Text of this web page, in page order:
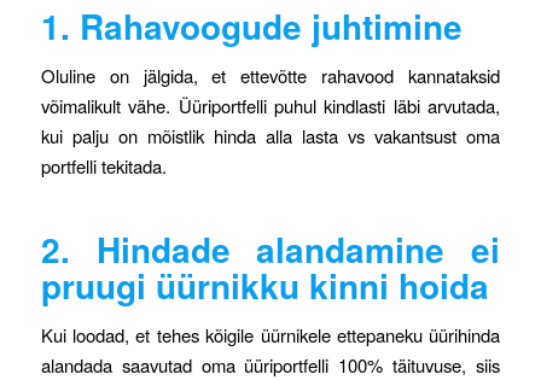
1. Rahavoogude juhtimine
Oluline on jälgida, et ettevõtte rahavood kannataksid
võimalikult vähe. Üüriportfelli puhul kindlasti läbi arvutada,
kui palju on mõistlik hinda alla lasta vs vakantsust oma
portfelli tekitada.
2. Hindade alandamine ei
pruugi üürnikku kinni hoida
Kui loodad, et tehes kõigile üürnikele ettepaneku üürihinda
alandada saavutad oma üüriportfelli 100% täituvuse, siis